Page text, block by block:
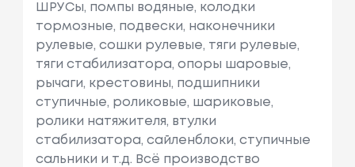
ШРУСы, помпы водяные, колодки
тормозные, подвески, наконечники
рулевые, сошки рулевые, тяги рулевые,
тяги стабилизатора, опоры шаровые,
рычаги, крестовины, подшипники
ступичные, роликовые, шариковые,
ролики натяжителя, втулки
стабилизатора, сайленблоки, ступичные
сальники и т.д. Всё производство